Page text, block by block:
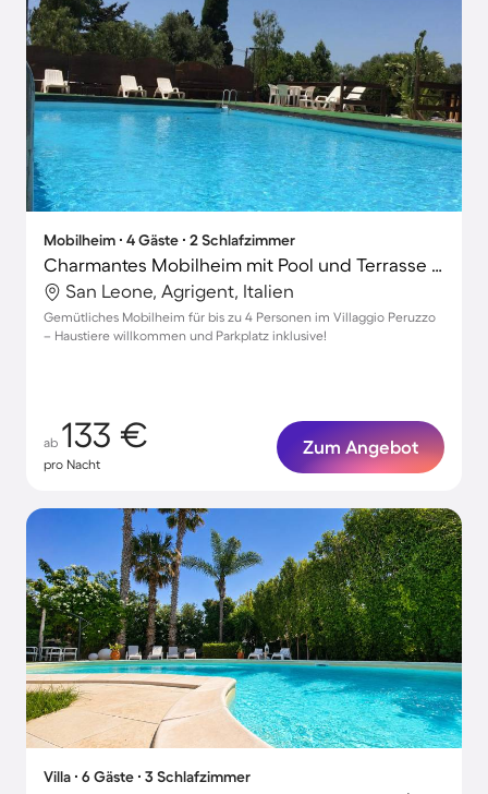
Mobilheim ∙ 4 Gäste ∙ 2 Schlafzimmer
Charmantes Mobilheim mit Pool und Terrasse | Haustierfreundlich
San Leone, Agrigent, Italien
Gemütliches Mobilheim für bis zu 4 Personen im Villaggio Peruzzo
– Haustiere willkommen und Parkplatz inklusive!
ab 133 €
pro Nacht
Zum Angebot
Villa ∙ 6 Gäste ∙ 3 Schlafzimmer